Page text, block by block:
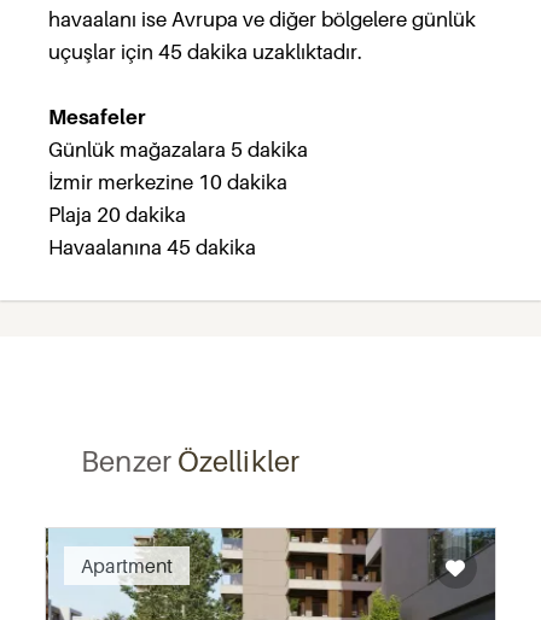
havaalanı ise Avrupa ve diğer bölgelere günlük
uçuşlar için 45 dakika uzaklıktadır.
Mesafeler
Günlük mağazalara 5 dakika
İzmir merkezine 10 dakika
Plaja 20 dakika
Havaalanına 45 dakika
BenzerÖzellikler
Apartment
Recommended